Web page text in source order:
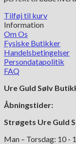
Tilføj til kurv
Information
Om Os
Fysiske Butikker
Handelsbetingelser
Persondatapolitik
FAQ
Ure Guld Sølv
Åbningstider:
Strøgets Ure Guld
Man – Torsdag: 10 -